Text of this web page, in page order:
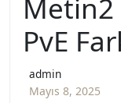
Metin2
PvE
admin
Mayıs 8, 2025